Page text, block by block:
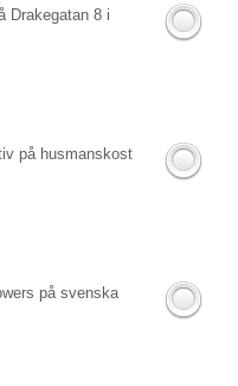
Drakegatan 8 i
på husmanskost
på svenska